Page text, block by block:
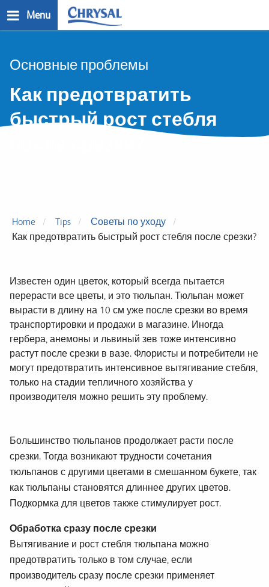
to
Menu
Основные проблемы
Как предотвратить
быстрый рост стебля
Home Tips
Советы по уходу
Как предотвратить быстрый рост стебля после срезки?
Известен один цветок, который всегда пытается
перерасти все цветы, и это тюльпан. Тюльпан может
вырасти в длину на 10 см уже после срезки во время
транспортировки и продажи в магазине. Иногда
гербера, анемоны и львиный зев тоже интенсивно
растут после срезки в вазе. Флористы и потребители не
могут предотвратить интенсивное вытягивание стебля,
только на стадии тепличного хозяйства у
производителя можно решить эту проблему.
Большинство тюльпанов продолжает расти после
срезки. Тогда возникают трудности сочетания
тюльпанов с другими цветами в смешанном букете, так
как тюльпаны становятся длиннее других цветов.
Подкормка для цветов также стимулирует рост.
Обработка сразу после срезки
Вытягивание и рост стебля тюльпана можно
предотвратить только в том случае, если
производитель сразу после срезки применяет